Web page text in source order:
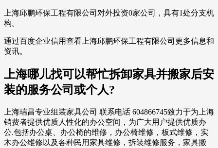
上海邱鹏环保工程有限公司对外投资0家公司，具有1处分支机
构。
通过百度企业信用查看上海邱鹏环保工程有限公司更多信息和
资讯。
上海哪儿找可以帮忙拆卸家具并搬家后安
装的服务公司或个人?
上海瑞昌专业组装家具公司 联系电话 604866745致力于为上海
销费者提供优质人性化的办公空间，为广大用户提供优质办
公.包括办公桌、办公椅的维修，办公椅维修，板式维修，实
木办公维修以及各种民用家具维修，拆装维修服务，家具搬